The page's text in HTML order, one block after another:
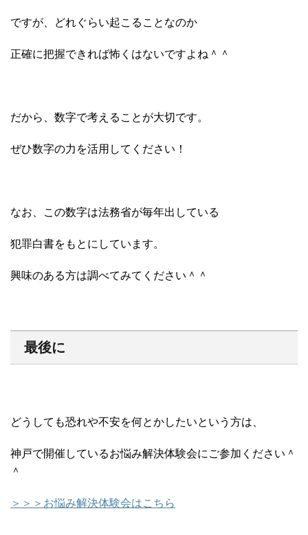
ですが、どれぐらい起こることなのか
正確に把握できれば怖くはないですよね＾＾
だから、数字で考えることが大切です。
ぜひ数字の力を活用してください！
なお、この数字は法務省が毎年出している
犯罪白書をもとにしています。
興味のある方は調べてみてください＾＾
最後に
どうしても恐れや不安を何とかしたいという方は、
神戸で開催しているお悩み解決体験会にご参加ください＾
＾
＞＞＞お悩み解決体験会はこちら